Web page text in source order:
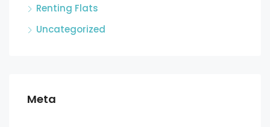
Renting Flats
Uncategorized
Meta